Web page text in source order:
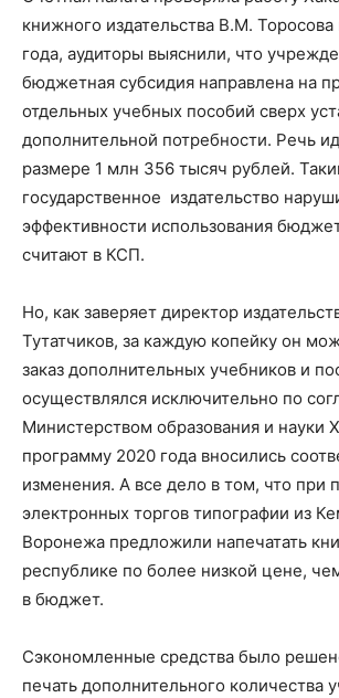
книжного издательства В.М.
года, аудиторы выяснили, что
бюджетная субсидия направлена на
отдельных учебных пособий сверх
дополнительной потребности. Речь
размере 1 млн 356 тысяч рублей.
государственное издательство
эффективности использования
считают в КСП.
Но, как заверяет директор
Тутатчиков, за каждую копейку он
заказ дополнительных учебников и
осуществлялся исключительно по
Министерством образования и науки
программу 2020 года вносились
изменения. А все дело в том, что при
электронных торгов типографии из
Воронежа предложили напечатать
республике по более низкой цене,
в бюджет.
Сэкономленные средства было
печать дополнительного количества